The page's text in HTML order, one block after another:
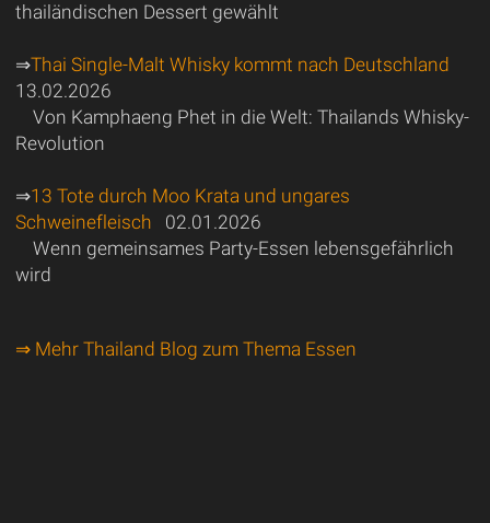
thailändischen Dessert gewählt
⇒Thai Single-Malt Whisky kommt nach Deutschland
13.02.2026
Von Kamphaeng Phet in die Welt: Thailands Whisky-
Revolution
⇒13 Tote durch Moo Krata und ungares
Schweinefleisch 02.01.2026
Wenn gemeinsames Party-Essen lebensgefährlich
wird
⇒ Mehr Thailand Blog zum Thema Essen